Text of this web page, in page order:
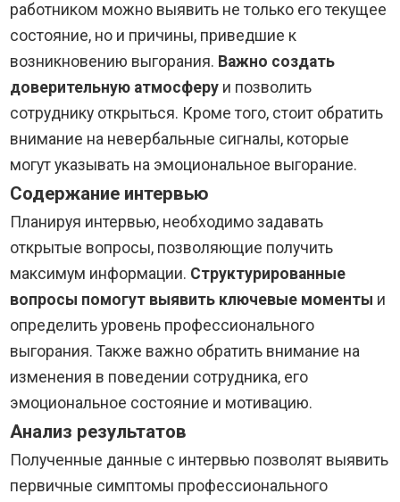
работником можно выявить не только его текущее
состояние, но и причины, приведшие к
возникновению выгорания. Важно создать
доверительную атмосферу и позволить
сотруднику открыться. Кроме того, стоит обратить
внимание на невербальные сигналы, которые
могут указывать на эмоциональное выгорание.
Содержание интервью
Планируя интервью, необходимо задавать
открытые вопросы, позволяющие получить
максимум информации. Структурированные
вопросы помогут выявить ключевые моменты и
определить уровень профессионального
выгорания. Также важно обратить внимание на
изменения в поведении сотрудника, его
эмоциональное состояние и мотивацию.
Анализ результатов
Полученные данные с интервью позволят выявить
первичные симптомы профессионального